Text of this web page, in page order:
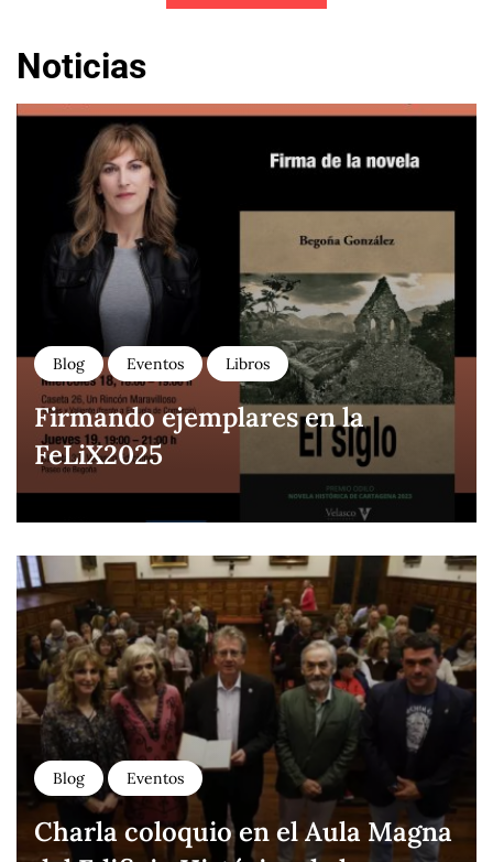
Noticias
Blog Eventos Libros
Firmando ejemplares en la
FeLiX2025
Blog Eventos
Charla coloquio en el Aula Magna